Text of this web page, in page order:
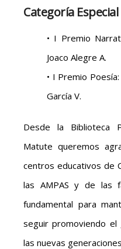
Categoría Especial
• I Premio
Joaco Alegre A.
• I Premio
García V.
Desde la Biblioteca
Matute queremos
centros educativos de
las AMPAS y de las
fundamental para
seguir promoviendo
las nuevas